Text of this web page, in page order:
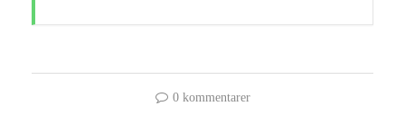
0 kommentarer